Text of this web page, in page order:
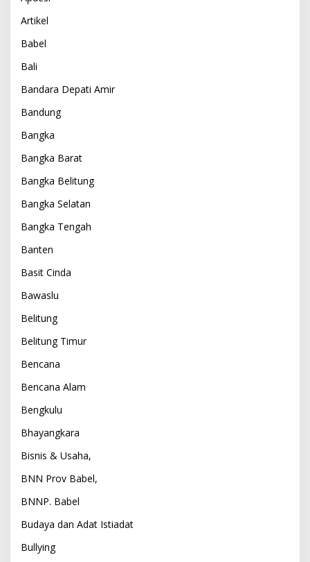
Artikel
Babel
Bali
Bandara Depati Amir
Bandung
Bangka
Bangka Barat
Bangka Belitung
Bangka Selatan
Bangka Tengah
Banten
Basit Cinda
Bawaslu
Belitung
Belitung Timur
Bencana
Bencana Alam
Bengkulu
Bhayangkara
Bisnis & Usaha,
BNN Prov Babel,
BNNP. Babel
Budaya dan Adat Istiadat
Bullying